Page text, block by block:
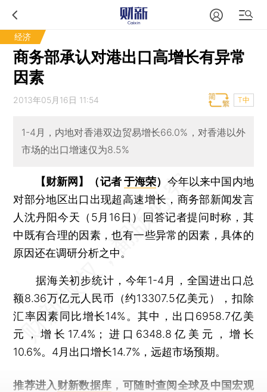
经济
商务部承认对港出口高增长有异常
因素
2013年05月16日 11:54 T中
1-4月，内地对香港双边贸易增长66.0%，对香港以外
市场的出口增速仅为8.5%
【财新网】（记者于海荣） 今年以来中国内地
对部分地区出口出现超高速增长，商务部新闻发言
人沈丹阳今天（5月16日）回答记者提问时称，其
中既有合理的因素，也有一些异常的因素，具体的
原因还在调研分析之中。
据海关初步统计，今年1-4月，全国进出口总
额8.36万亿元人民币（约13307.5亿美元），扣除
汇率因素同比增长14%。其中，出口6958.7亿美
元，增长17.4%；进口6348.8亿美元，增长
10.6%。4月出口增长14.7%，远超市场预期。
推荐进入 财新数据库 ，可随时查阅全球及中国宏观